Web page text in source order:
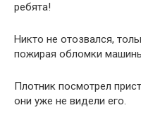
ребята!
Никто не отозвался,
пожирая обломки
Плотник посмотрел
они уже не видели его.